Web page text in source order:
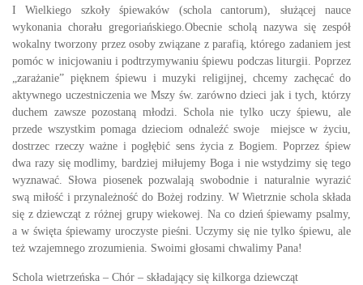
I Wielkiego szkoły śpiewaków (schola cantorum), służącej nauce
wykonania chorału gregoriańskiego.Obecnie scholą nazywa się zespół
wokalny tworzony przez osoby związane z parafią, którego zadaniem jest
pomóc w inicjowaniu i podtrzymywaniu śpiewu podczas liturgii. Poprzez
„zarażanie” pięknem śpiewu i muzyki religijnej, chcemy zachęcać do
aktywnego uczestniczenia we Mszy św. zarówno dzieci jak i tych, którzy
duchem zawsze pozostaną młodzi. Schola nie tylko uczy śpiewu, ale
przede wszystkim pomaga dzieciom odnaleźć swoje miejsce w życiu,
dostrzec rzeczy ważne i pogłębić sens życia z Bogiem. Poprzez śpiew
dwa razy się modlimy, bardziej miłujemy Boga i nie wstydzimy się tego
wyznawać. Słowa piosenek pozwalają swobodnie i naturalnie wyrazić
swą miłość i przynależność do Bożej rodziny. W Wietrznie schola składa
się z dziewcząt z różnej grupy wiekowej. Na co dzień śpiewamy psalmy,
a w święta śpiewamy uroczyste pieśni. Uczymy się nie tylko śpiewu, ale
też wzajemnego zrozumienia. Swoimi głosami chwalimy Pana!
Schola wietrzeńska – Chór – składający się kilkorga dziewcząt